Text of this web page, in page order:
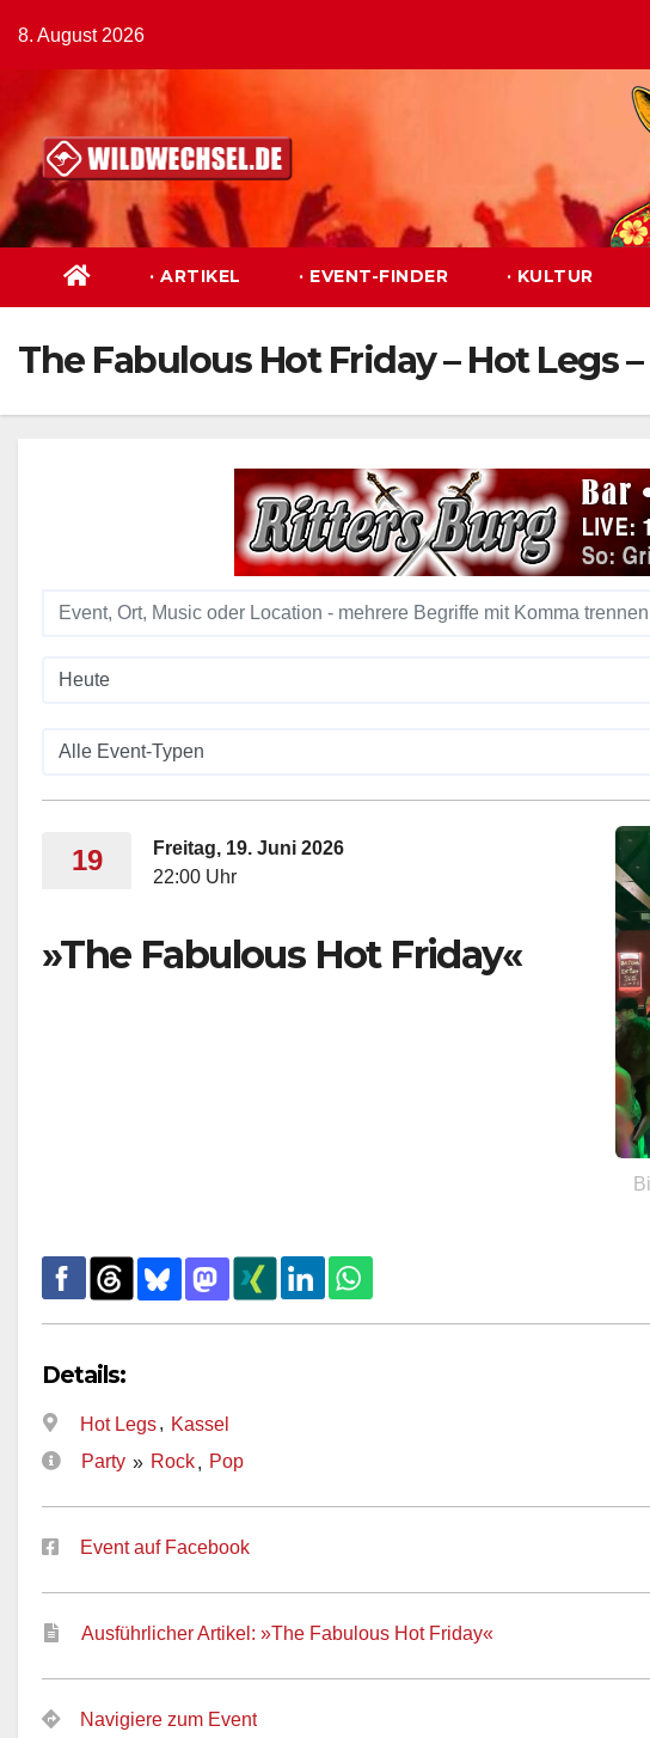
Inhalt
springen
8. August 2026
· ARTIKEL · EVENT-FINDER · KULTUR
The Fabulous Hot Friday – Hot Legs –
19
Freitag, 19. Juni 2026
22:00 Uhr
»The Fabulous Hot Friday«
Details:
Hot Legs, Kassel
Party » Rock Pop
Event auf Facebook
Ausführlicher Artikel: »The Fabulous Hot Friday«
Navigiere zum Event